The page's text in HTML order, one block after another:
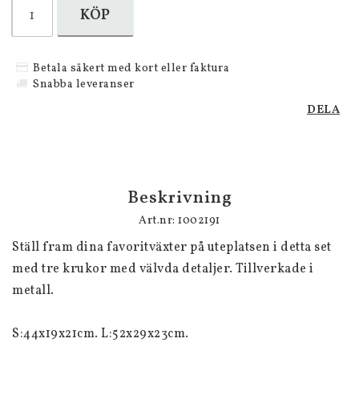
KÖP
Betala säkert med kort eller faktura
Snabba leveranser
DELA
Beskrivning
Art.nr: 1002191
Ställ fram dina favoritväxter på uteplatsen i detta set
med tre krukor med välvda detaljer. Tillverkade i
metall.
S:44x19x21cm. L:52x29x23cm.